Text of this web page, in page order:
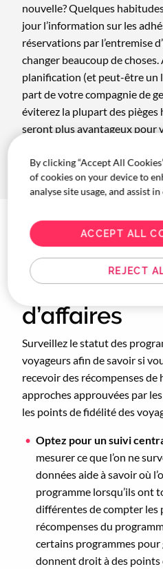
nouvelle? Quelques
jour l’information sur les
réservations par l’entremise
changer beaucoup de choses.
planification (et peut-être un
part de votre compagnie de
éviterez la plupart des
seront plus avantageux pour
voyage.
Les
de
Élite pour
d’affaires
Surveillez le statut des
voyageurs afin de savoir si
recevoir des récompenses de
approches approuvées par
les points de fidélité des
Optez pour un suivi
mesurer ce que l’on ne
données aide à savoir où
programme lorsqu’ils ont
différentes de compter les
récompenses du
certains programmes pour
donnent droit à des points
By clicking “Accept All
of cookies on your device to
analyse site usage, and assist
REJECT
ACCEPT ALL